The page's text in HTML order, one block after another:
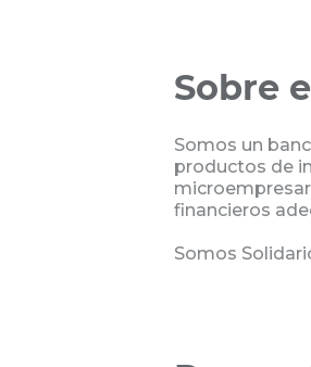
Sobre
Somos un
productos de
financieros
Somos